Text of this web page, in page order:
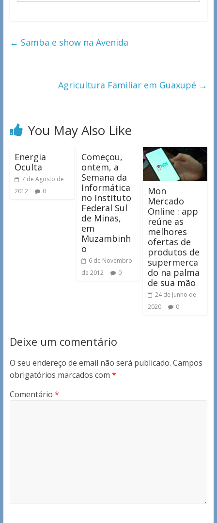
← Samba e show na Avenida
Agricultura Familiar em Guaxupé →
You May Also Like
Energia
Oculta
7 de Agosto de
2012
0
Começou,
ontem, a
Semana da
Informática
no Instituto
Federal Sul
de Minas,
em
Muzambinh
o
6 de Novembro
de 2012
0
Mon
Mercado
Online : app
reúne as
melhores
ofertas de
produtos de
supermerca
do na palma
de sua mão
24 de Junho de
2020
0
Deixe um comentário
O seu endereço de email não será publicado. Campos
obrigatórios marcados com *
Comentário *